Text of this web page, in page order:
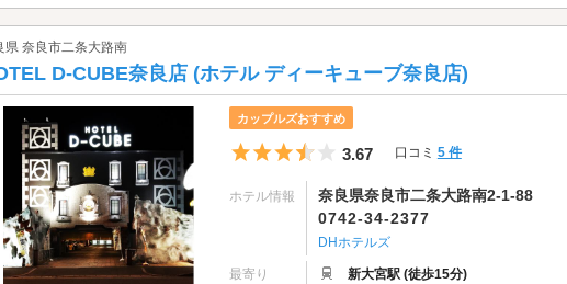
県 奈良市二条大路南
D-CUBE奈良店 (ホテル ディーキューブ奈良店)
カップルズおすすめ
5つ星のうち3.5
3.67 口コミ 5 件
ホテル情報
奈良県奈良市二条大路南2-1-88
0742-34-2377
DHホテルズ
最寄り
新大宮駅 (徒歩15分)